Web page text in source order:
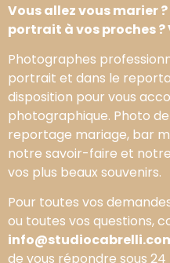
Vous allez vous marier
portrait à vos proches
Photographes
portrait et dans le
disposition pour vous
photographique. Photo
reportage mariage, bar
notre savoir-faire et
vos plus beaux souvenirs.
Pour toutes vos
ou toutes vos questions,
de vous répondre sous 24